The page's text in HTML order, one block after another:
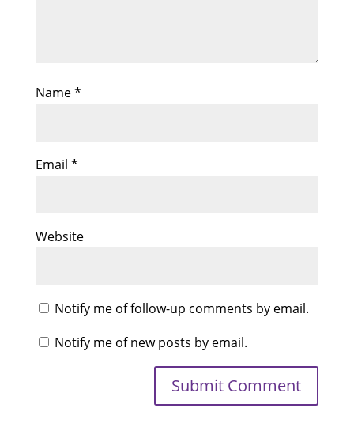
Name*
Email *
Website
Notify me of follow-up comments by email.
Notify me of new posts by email.